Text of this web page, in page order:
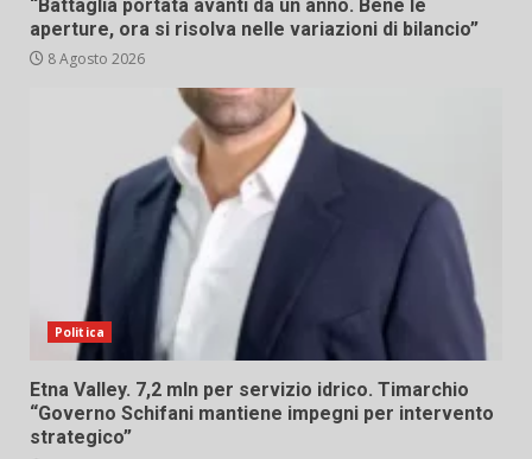
“Battaglia portata avanti da un anno. Bene le
aperture, ora si risolva nelle variazioni di bilancio”
8 Agosto 2026
Politica
Etna Valley. 7,2 mln per servizio idrico. Timarchio
“Governo Schifani mantiene impegni per intervento
strategico”